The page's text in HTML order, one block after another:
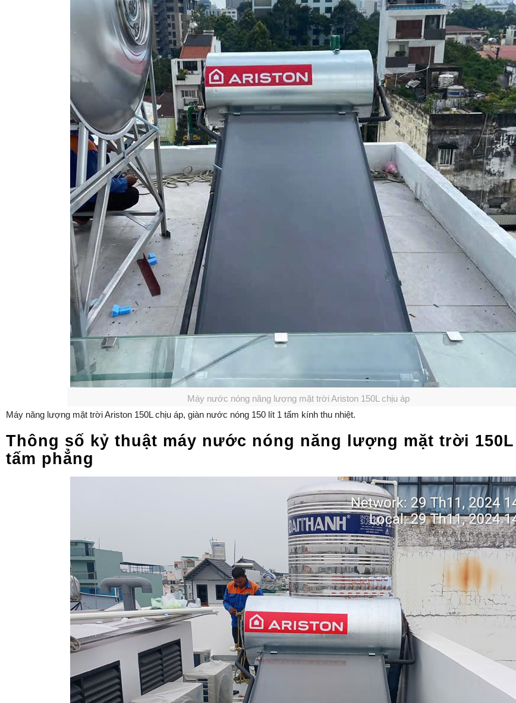
Máy nước nóng năng lượng mặt trời Ariston 150L chịu áp
Máy năng lượng mặt trời Ariston 150L chịu áp, giàn nước nóng 150 lít 1 tấm kính thu nhiệt.
Thông số kỷ thuật máy nước nóng năng lượng mặt trời
tấm phẳng